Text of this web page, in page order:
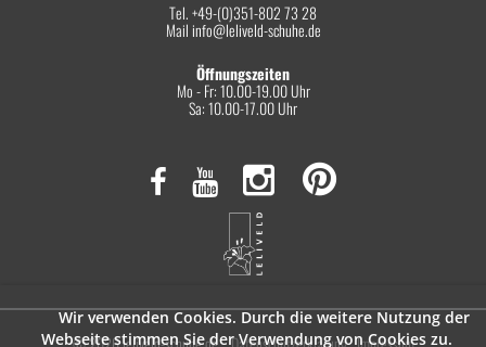
Wir verwenden Cookies. Durch die weitere Nutzung der
Webseite stimmen Sie der Verwendung von Cookies zu.
Tel. +49-(0)351-802 73 28
Mail info@leliveld-schuhe.de
Öffnungszeiten
Mo - Fr: 10.00-19.00 Uhr
Sa: 10.00-17.00 Uhr